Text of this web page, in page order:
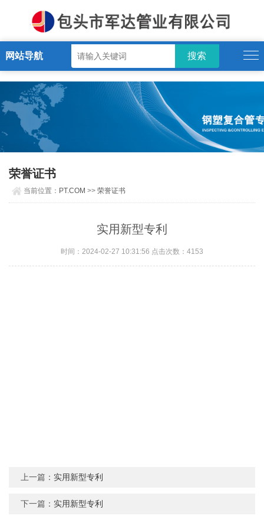
PT.COM
网站导航
荣誉证书
当前位置： PT.COM >>荣誉证书
实用新型专利
时间：2024-02-27 10:31:56 点击次数：4153
上一篇： 实用新型专利
下一篇： 实用新型专利